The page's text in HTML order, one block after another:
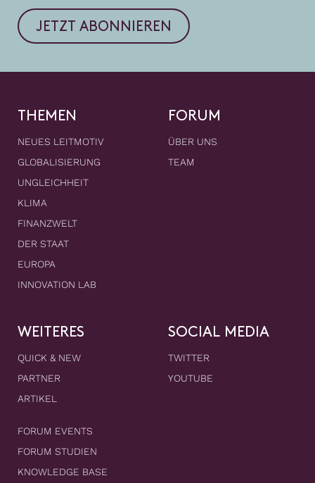
JETZT ABONNIEREN
THEMEN
NEUES LEITMOTIV
GLOBALISIERUNG
UNGLEICHHEIT
KLIMA
FINANZWELT
DER STAAT
EUROPA
INNOVATION LAB
FORUM
ÜBER UNS
TEAM
WEITERES
QUICK & NEW
PARTNER
ARTIKEL
FORUM EVENTS
FORUM STUDIEN
KNOWLEDGE BASE
SOCIAL MEDIA
TWITTER
YOUTUBE